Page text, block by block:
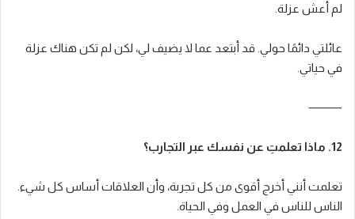
لم أعش عزلة.
عائلتي دائمًا حولي. قد أبتعد عما لا يضيف لي، لكن لم تكن هناك عزلة
في حياتي.
⸻
12. ماذا تعلمتِ عن نفسك عبر التجارب؟
تعلمت أنني أخرج أقوى من كل تجربة، وأن العلاقات أساس كل شيء.
الناس للناس في العمل وفي الحياة.